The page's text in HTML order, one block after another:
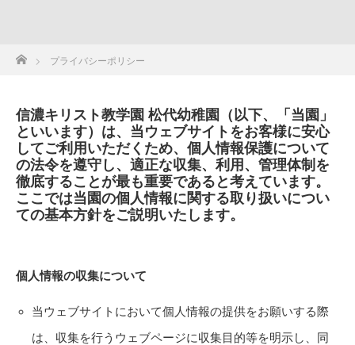
プライバシーポリシー
信濃キリスト教学園 松代幼稚園（以下、「当園」
といいます）は、当ウェブサイトをお客様に安心
してご利用いただくため、個人情報保護について
の法令を遵守し、適正な収集、利用、管理体制を
徹底することが最も重要であると考えています。
ここでは当園の個人情報に関する取り扱いについ
ての基本方針をご説明いたします。
個人情報の収集について
当ウェブサイトにおいて個人情報の提供をお願いする際
は、収集を行うウェブページに収集目的等を明示し、同